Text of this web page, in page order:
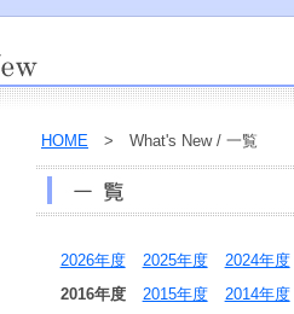
HOME > What's New / 一覧
2026年度 2025年度
2024年度
2016年度
2015年度
2014年度